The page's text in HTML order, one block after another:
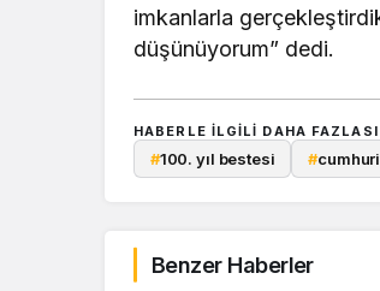
imkanlarla
düşünüyorum” dedi.
HABERLE ILGILI DAHA FAZLASI
#100. yıl bestesi #
Benzer Haberler